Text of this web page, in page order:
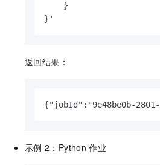
    }
}'
返回结果：
{"jobId":"9e48be0b-
示例 2：Python 作业